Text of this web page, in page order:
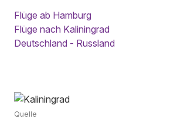
Flüge ab Hamburg
Flüge nach Kaliningrad
Deutschland - Russland
Quelle